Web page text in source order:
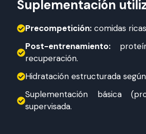
Suplementación
Precompetición: comidas
Post-entrenamiento:
recuperación.
Hidratación estructurada
Suplementación básica
supervisada.